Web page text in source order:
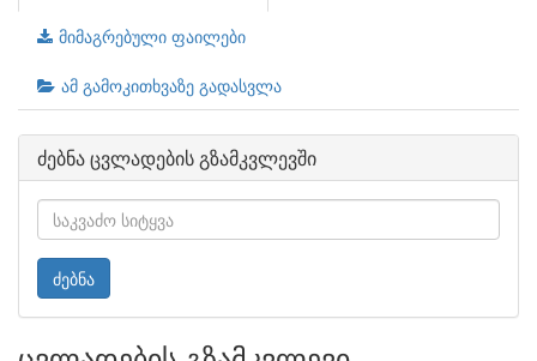
მიმაგრებული ფაილები
ამ გამოკითხვაზე გადასვლა
ძებნა ცვლადების გზამკვლევში
ძებნა